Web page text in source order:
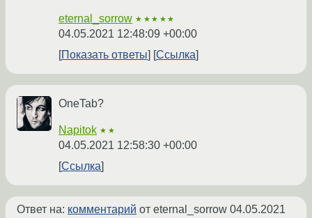
eternal_sorrow ★★★★★
04.05.2021 12:48:09 +00:00
Показать ответы
Ссылка
OneTab?
Napitok ★★
04.05.2021 12:58:30 +00:00
Ссылка
Ответ на: комментарий от eternal_sorrow 04.05.2021